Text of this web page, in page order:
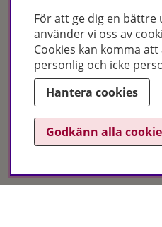
Certifikat
För att ge dig en bättre
använder vi oss av
Cookies kan komma
personlig och icke
Hantera cookies
Godkänn alla